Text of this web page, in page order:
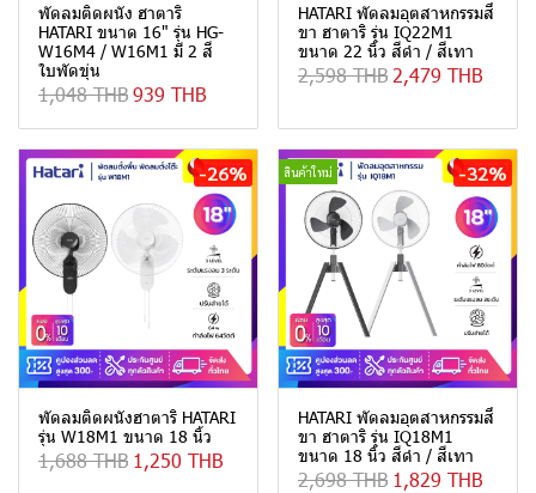
พัดลมติดผนัง ฮาตาริ
HATARI ขนาด 16" รุ่น HG-
W16M4 / W16M1 มี 2 สี
ใบพัดขุ่น
1,048 THB939 THB
HATARI พัดลมอุตสาหกรรมสี่
ขา ฮาตาริ รุ่น IQ22M1
ขนาด 22 นิ้ว สีดำ / สีเทา
2,598 THB 2,479 THB
-26%
พัดลมติดผนังฮาตาริ HATARI
รุ่น W18M1 ขนาด 18 นิ้ว
1,688 THB 1,250 THB
สินค้าใหม่ -32%
HATARI พัดลมอุตสาหกรรมสี่
ขา ฮาตาริ รุ่น IQ18M1
ขนาด 18 นิ้ว สีดำ / สีเทา
2,698 THB 1,829 THB